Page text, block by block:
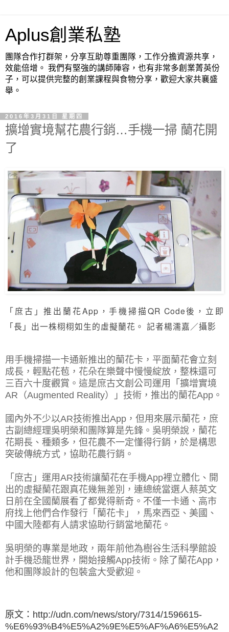
Aplus創業私塾
團隊合作打群架，分享互助尊重團隊，工作分擔資源共享，
效能倍增。 我們有堅強的講師陣容，也有非常多創業菁英份
子，可以提供完整的創業課程與食物分享，歡迎大家共襄盛
舉。
2016年3月31日 星期四
擴增實境幫花農行銷…手機一掃 蘭花開
了
「庶古」推出蘭花App，手機掃描QR Code後，立即
「長」出一株栩栩如生的虛擬蘭花。 記者楊濡嘉／攝影
用手機掃描一卡通新推出的蘭花卡，平面蘭花會立刻
成長，輕點花苞，花朵在樂聲中慢慢綻放，整株還可
三百六十度觀賞。這是庶古文創公司運用「擴增實境
AR（Augmented Reality）」技術，推出的蘭花App。
國內外不少以AR技術推出App，但用來展示蘭花，庶
古副總經理吳明榮和團隊算是先鋒。吳明榮說，蘭花
花期長、種類多，但花農不一定懂得行銷，於是構思
突破傳統方式，協助花農行銷。
「庶古」運用AR技術讓蘭花在手機App裡立體化、開
出的虛擬蘭花跟真花幾無差別，連總統當選人蔡英文
日前在全國蘭展看了都覺得新奇。不僅一卡通、高市
府找上他們合作發行「蘭花卡」，馬來西亞、美國、
中國大陸都有人請求協助行銷當地蘭花。
吳明榮的專業是地政，兩年前他為樹谷生活科學館設
計手機恐龍世界，開始接觸App技術。除了蘭花App，
他和團隊設計的包裝盒大受歡迎。
原文：http://udn.com/news/story/7314/1596615-
%E6%93%B4%E5%A2%9E%E5%AF%A6%E5%A2